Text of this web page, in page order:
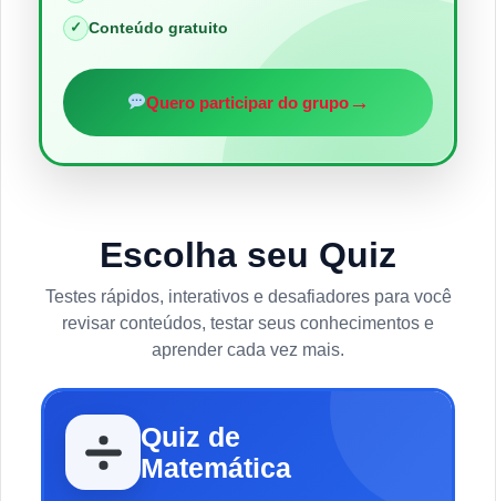
✓ Conteúdo gratuito
Quero participar do grupo→
Escolha seu Quiz
Testes rápidos, interativos e desafiadores para você
revisar conteúdos, testar seus conhecimentos e
aprender cada vez mais.
Quiz de
Matemática